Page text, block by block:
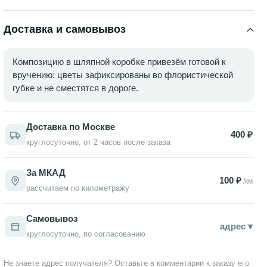
особенно роскошно рядом с кустовой розой Бомбастик
кремового оттенка (10 шт).
натуральность и завершённость.
Доставка и самовывоз
Композицию в шляпной коробке привезём готовой к
вручению: цветы зафиксированы во флористической
губке и не сместятся в дороге.
Доставка по Москве
круглосуточно, от 2 часов после заказа
400 ₽
За МКАД
рассчитаем по километражу
100 ₽/км
Самовывоз
круглосуточно, по согласованию
адрес ▾
Не знаете адрес получателя? Оставьте в комментарии к заказу его